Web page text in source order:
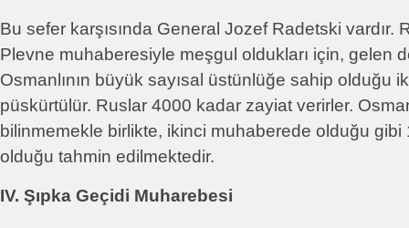
Bu sefer karşısında General Jozef Radetski vardır.
Plevne muhaberesiyle meşgul oldukları için, gelen
Osmanlının büyük sayısal üstünlüğe sahip olduğu
püskürtülür. Ruslar 4000 kadar zayiat verirler.
bilinmemekle birlikte, ikinci muhaberede olduğu gibi
olduğu tahmin edilmektedir.
IV. Şıpka Geçidi Muharebesi